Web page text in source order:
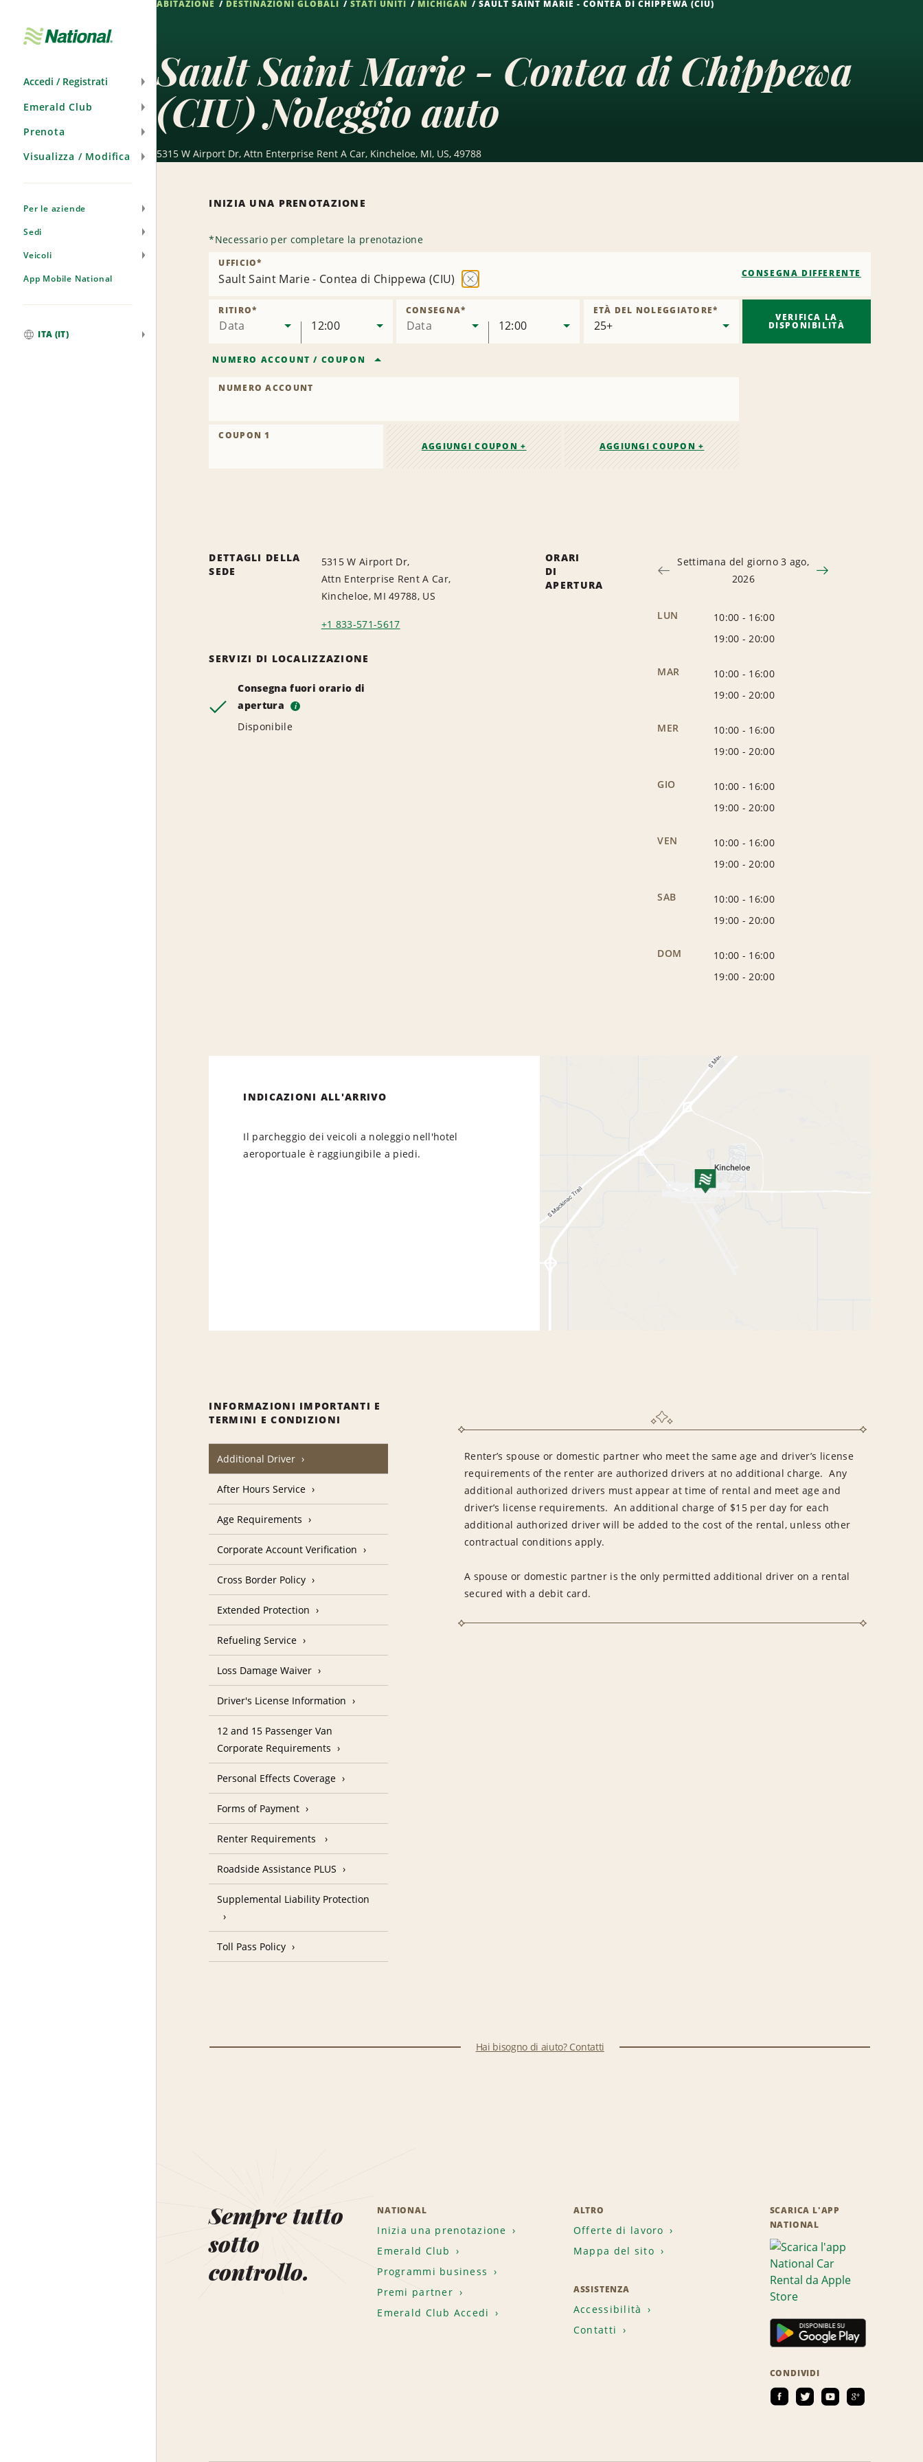
Accedi / Registrati
Emerald Club
Prenota
Visualizza / Modifica
Per le aziende
Sedi
Veicoli
App Mobile National
ITA (IT)
ABITAZIONE DESTINAZIONI GLOBALI STATI UNITI MICHIGAN SAULT SAINT MARIE - CONTEA DI CHIPPEWA (CIU)
Sault Saint Marie - Contea di Chippewa
(CIU) Noleggio auto
5315 W Airport Dr, Attn Enterprise Rent A Car, Kincheloe, MI, US, 49788
INIZIA UNA PRENOTAZIONE
*Necessario per completare la prenotazione
Sault Saint Marie - Contea di Chippewa (CIU)
UFFICIO*
CONSEGNA DIFFERENTE
Data
RITIRO*
12:00 Data
CONSEGNA*
12:00
ETÀ DEL NOLEGGIATORE*
NUMERO ACCOUNT / COUPON
NUMERO ACCOUNT
COUPON 1
AGGIUNGI COUPON +
AGGIUNGI COUPON +
VERIFICA LA
DISPONIBILITÀ
DETTAGLI DELLA
SEDE
5315 W Airport Dr,
Attn Enterprise Rent A Car,
Kincheloe, MI 49788, US
+1 833-571-5617
SERVIZI DI LOCALIZZAZIONE
Consegna fuori orario di
apertura
i
Disponibile
ORARI
DI
APERTURA
Settimana del giorno 3 ago,
2026
LUN 10:00 - 16:00
19:00 -20:00
MAR 10:00 - 16:00
19:00 -20:00
MER 10:00 - 16:00
19:00 -20:00
GIO 10:00 - 16:00
19:00 -20:00
VEN 10:00 - 16:00
19:00 -20:00
SAB 10:00 - 16:00
19:00 -20:00
DOM 10:00 - 16:00
19:00 -20:00
INDICAZIONI ALL'ARRIVO
Il parcheggio dei veicoli a noleggio nell'hotel
aeroportuale è raggiungibile a piedi.
INFORMAZIONI IMPORTANTI E
TERMINI E CONDIZIONI
Additional Driver
Renter’s spouse or domestic partner who meet the same age and driver’s license
requirements of the renter are authorized drivers at no additional charge. Any
additional authorized drivers must appear at time of rental and meet age and
driver’s license requirements. An additional charge of $15 per day for each
additional authorized driver will be added to the cost of the rental, unless other
contractual conditions apply.
A spouse or domestic partner is the only permitted additional driver on a rental
secured with a debit card.
After Hours Service
Age Requirements
Corporate Account Verification
Cross Border Policy
Extended Protection
Refueling Service
Loss Damage Waiver
Driver's License Information
12 and 15 Passenger Van
Corporate Requirements
Personal Effects Coverage
Forms of Payment
Renter Requirements
Roadside Assistance PLUS
Supplemental Liability Protection
Toll Pass Policy
Hai bisogno di aiuto? Contatti
Sempre tutto
sotto
controllo.
NATIONAL
Inizia una prenotazione
Emerald Club
Programmi business
Premi partner
Emerald Club Accedi
ALTRO
Offerte di lavoro
Mappa del sito
ASSISTENZA
Accessibilità
Contatti
SCARICA L'APP
NATIONAL
CONDIVIDI